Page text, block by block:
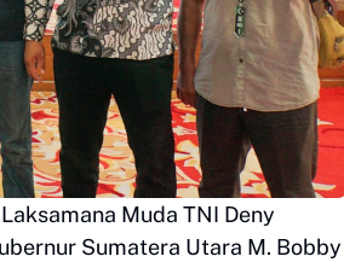
Muda TNI Deny
Sumatera Utara M. Bobby